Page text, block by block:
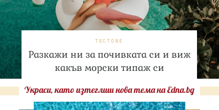
ТЕСТОВЕ
Разкажи ни за почивката си и виж
какъв морски типаж си
Украси, като изтеглиш нова тема на Edna.bg